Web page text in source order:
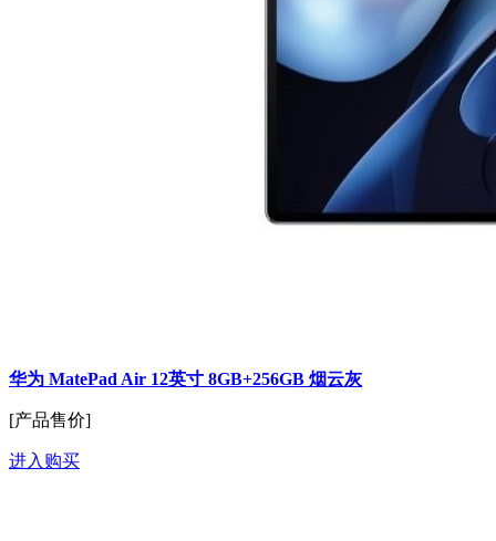
华为 MatePad Air 12英寸 8GB+256GB 烟云灰
[产品售价]
进入购买